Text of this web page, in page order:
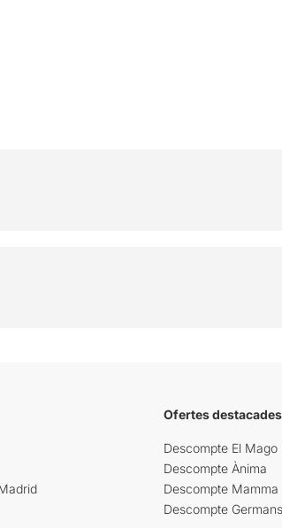
Ofertes destacades
Descompte El
Descompte Ànima
Descompte Mamma
Descompte